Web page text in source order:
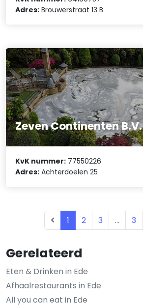
Gerelateerd
Eten & Drinken in Ede
Afhaalrestaurants in Ede
All you can eat in Ede
Adres: Brouwerstraat 13 B
Zeven Continenten B.V.
KvK nummer: 77550226
Adres: Achterdoelen 25
1 2 3 ... 3